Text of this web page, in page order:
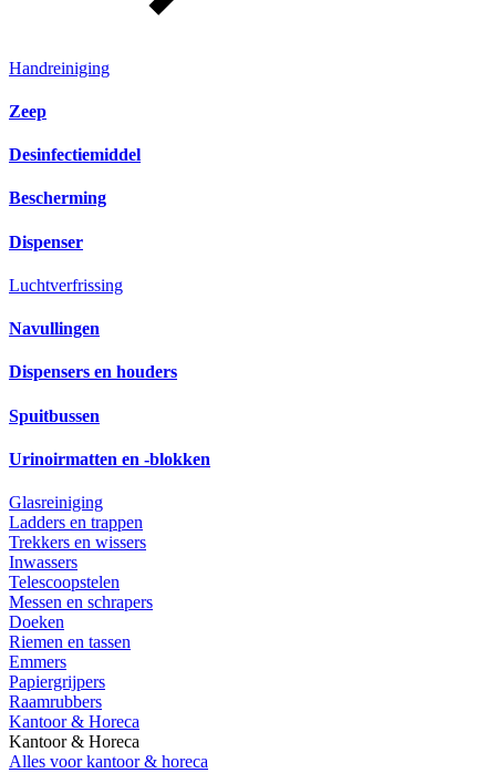
Handreiniging
Zeep
Desinfectiemiddel
Bescherming
Dispenser
Luchtverfrissing
Navullingen
Dispensers en houders
Spuitbussen
Urinoirmatten en -blokken
Glasreiniging
Ladders en trappen
Trekkers en wissers
Inwassers
Telescoopstelen
Messen en schrapers
Doeken
Riemen en tassen
Emmers
Papiergrijpers
Raamrubbers
Kantoor & Horeca
Kantoor & Horeca
Alles voor kantoor & horeca